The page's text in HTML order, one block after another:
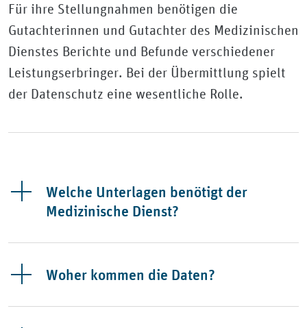
Für ihre Stellungnahmen benötigen die
Gutachterinnen und Gutachter des Medizinischen
Dienstes Berichte und Befunde verschiedener
Leistungserbringer. Bei der Übermittlung spielt
der Datenschutz eine wesentliche Rolle.
Welche Unterlagen benötigt der
Medizinische Dienst?
Woher kommen die Daten?